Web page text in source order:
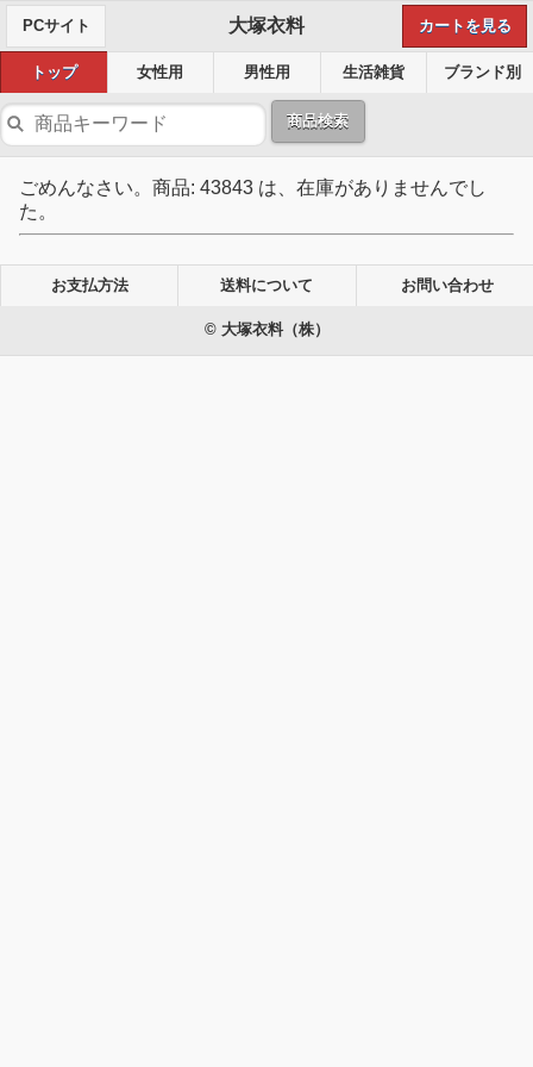
PCサイト 大塚衣料 カートを見る
トップ 女性用 男性用 生活雑貨 ブランド別
商品検索
ごめんなさい。商品: 43843 は、在庫がありませんでし
た。
お支払方法 送料について お問い合わせ
© 大塚衣料（株）